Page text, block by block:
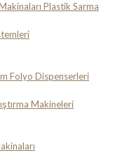
Plastik Sarma
Folyo Dispenserleri
Makineleri